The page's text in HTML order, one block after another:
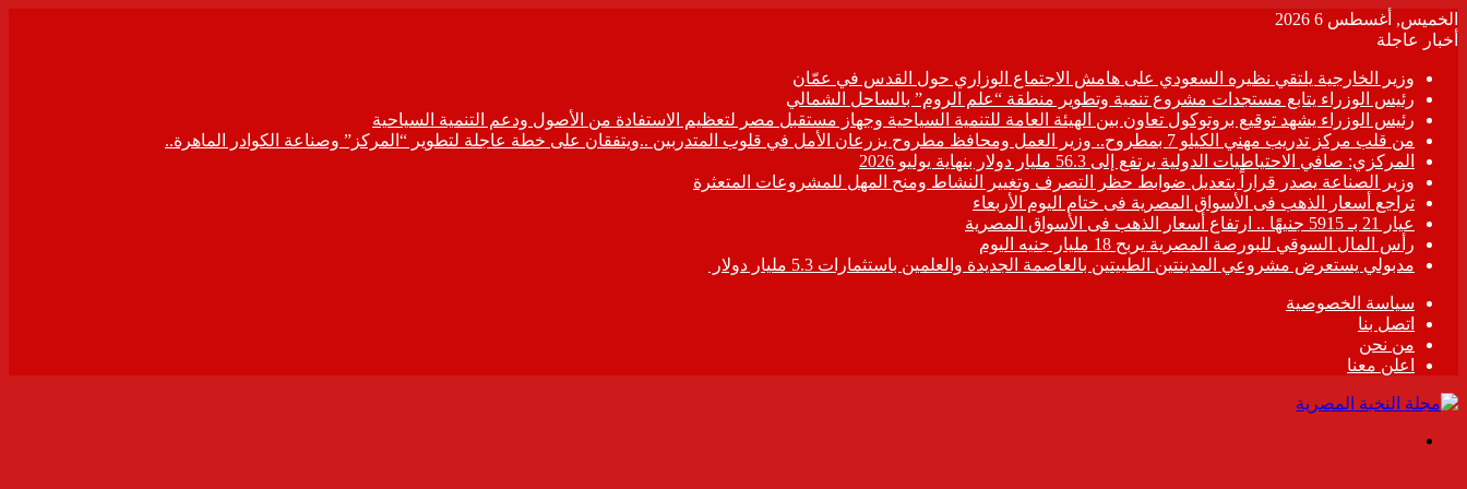
الخميس, أغسطس 6 2026
أخبار عاجلة
وزير الخارجية يلتقي نظيره السعودي على هامش الاجتماع الوزاري حول القدس في عمّان
رئيس الوزراء يتابع مستجدات مشروع تنمية وتطوير منطقة “علم الروم” بالساحل الشمالي
رئيس الوزراء يشهد توقيع بروتوكول تعاون بين الهيئة العامة للتنمية السياحية وجهاز مستقبل مصر لتعظيم الاستفادة من الأصول ودعم التنمية السياحية
من قلب مركز تدريب مهني الكيلو 7 بمطروح.. وزير العمل ومحافظ مطروح يزرعان الأمل في قلوب المتدربين ..ويتفقان على خطة عاجلة لتطوير “المركز” وصناعة الكوادر الماهرة..
المركزي: صافي الاحتياطيات الدولية يرتفع إلى 56.3 مليار دولار بنهاية يوليو 2026
وزير الصناعة يصدر قراراً بتعديل ضوابط حظر التصرف وتغيير النشاط ومنح المهل للمشروعات المتعثرة
تراجع أسعار الذهب فى الأسواق المصرية فى ختام اليوم الأربعاء
عيار 21 بـ 5915 جنيهًا .. ارتفاع أسعار الذهب فى الأسواق المصرية
رأس المال السوقي للبورصة المصرية يربح 18 مليار جنيه اليوم
مدبولي يستعرض مشروعي المدينتين الطبيتين بالعاصمة الجديدة والعلمين باستثمارات 5.3 مليار دولار
سياسة الخصوصية
اتصل بنا
من نحن
اعلن معنا